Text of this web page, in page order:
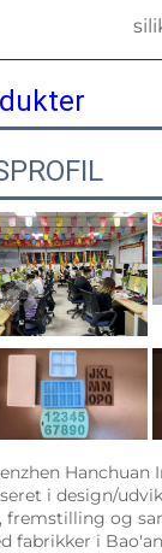
Hanchuan
i design/
fremstilling og
fabrikker i